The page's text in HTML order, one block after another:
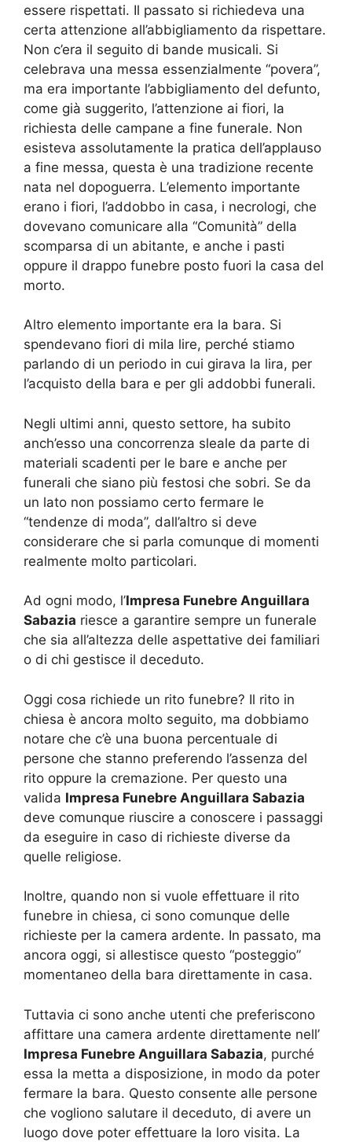
essere rispettati. Il passato si richiedeva una
certa attenzione all’abbigliamento da rispettare.
Non c’era il seguito di bande musicali. Si
celebrava una messa essenzialmente “povera”,
ma era importante l’abbigliamento del defunto,
come già suggerito, l’attenzione ai fiori, la
richiesta delle campane a fine funerale. Non
esisteva assolutamente la pratica dell’applauso
a fine messa, questa è una tradizione recente
nata nel dopoguerra. L’elemento importante
erano i fiori, l’addobbo in casa, i necrologi, che
dovevano comunicare alla “Comunità” della
scomparsa di un abitante, e anche i pasti
oppure il drappo funebre posto fuori la casa del
morto.
Altro elemento importante era la bara. Si
spendevano fiori di mila lire, perché stiamo
parlando di un periodo in cui girava la lira, per
l’acquisto della bara e per gli addobbi funerali.
Negli ultimi anni, questo settore, ha subito
anch’esso una concorrenza sleale da parte di
materiali scadenti per le bare e anche per
funerali che siano più festosi che sobri. Se da
un lato non possiamo certo fermare le
“tendenze di moda”, dall’altro si deve
considerare che si parla comunque di momenti
realmente molto particolari.
Ad ogni modo, l’Impresa Funebre Anguillara
Sabazia riesce a garantire sempre un funerale
che sia all’altezza delle aspettative dei familiari
o di chi gestisce il deceduto.
Oggi cosa richiede un rito funebre? Il rito in
chiesa è ancora molto seguito, ma dobbiamo
notare che c’è una buona percentuale di
persone che stanno preferendo l’assenza del
rito oppure la cremazione. Per questo una
valida Impresa Funebre Anguillara Sabazia
deve comunque riuscire a conoscere i passaggi
da eseguire in caso di richieste diverse da
quelle religiose.
Inoltre, quando non si vuole effettuare il rito
funebre in chiesa, ci sono comunque delle
richieste per la camera ardente. In passato, ma
ancora oggi, si allestisce questo “posteggio”
momentaneo della bara direttamente in casa.
Tuttavia ci sono anche utenti che preferiscono
affittare una camera ardente direttamente nell’
Impresa Funebre Anguillara Sabazia, purché
essa la metta a disposizione, in modo da poter
fermare la bara. Questo consente alle persone
che vogliono salutare il deceduto, di avere un
luogo dove poter effettuare la loro visita. La